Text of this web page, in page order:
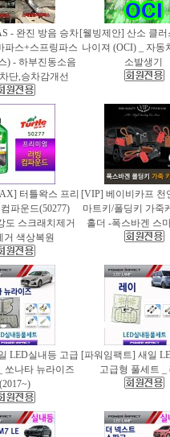
- 완진 방음 승차
파스+스프링파스
) - 하부진동소음
단,승차감개선
[웰빙제안] 산소 클
나이져 (OCI) _ 자동
소발생기
터틀왁스 프리
파운드(50277)
도 스크래치제거
거 색상복원
[VIP] 베이비카프 천
마트키/폴딩키 가죽
홀더 -폭스바겐 스
LED실내등 고급
쏘나타 뉴라이즈
(2017~)
[파워임팩트] 새일
고급형 풀세트 _